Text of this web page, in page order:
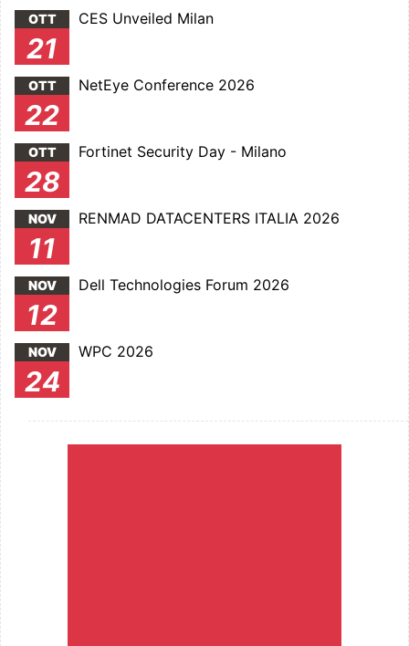
OTT
21
CES Unveiled Milan
OTT
22
NetEye Conference 2026
OTT
28
Fortinet Security Day - Milano
NOV
11
RENMAD DATACENTERS ITALIA 2026
NOV
12
Dell Technologies Forum 2026
NOV
24
WPC 2026